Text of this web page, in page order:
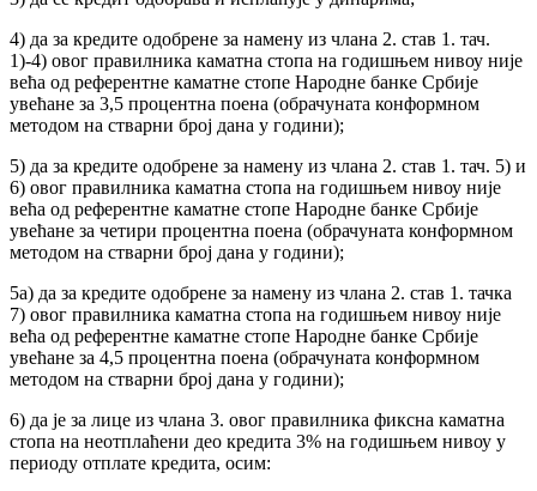
4) да за кредите одобрене за намену из члана 2. став 1. тач.
1)-4) овог правилника каматна стопа на годишњем нивоу није
већа од референтне каматне стопе Народне банке Србије
увећане за 3,5 процентна поена (обрачуната конформном
методом на стварни број дана у години);
5) да за кредите одобрене за намену из члана 2. став 1. тач. 5) и
6) овог правилника каматна стопа на годишњем нивоу није
већа од референтне каматне стопе Народне банке Србије
увећане за четири процентна поена (обрачуната конформном
методом на стварни број дана у години);
5а) да за кредите одобрене за намену из члана 2. став 1. тачка
7) овог правилника каматна стопа на годишњем нивоу није
већа од референтне каматне стопе Народне банке Србије
увећане за 4,5 процентна поена (обрачуната конформном
методом на стварни број дана у години);
6) да је за лице из члана 3. овог правилника фиксна каматна
стопа на неотплаћени део кредита 3% на годишњем нивоу у
периоду отплате кредита, осим: